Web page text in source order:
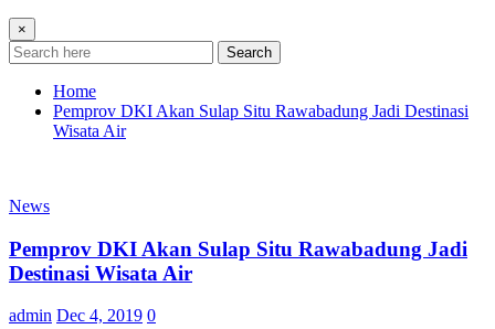
×
Search
Home
Pemprov DKI Akan Sulap Situ Rawabadung Jadi Destinasi
Wisata Air
News
Pemprov DKI Akan Sulap Situ Rawabadung Jadi
Destinasi Wisata Air
admin Dec 4, 2019 0